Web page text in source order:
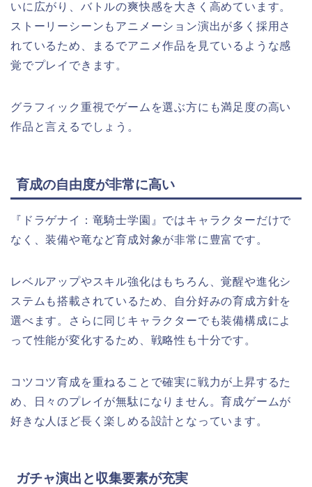
いに広がり、バトルの爽快感を大きく高めています。
ストーリーシーンもアニメーション演出が多く採用さ
れているため、まるでアニメ作品を見ているような感
覚でプレイできます。
グラフィック重視でゲームを選ぶ方にも満足度の高い
作品と言えるでしょう。
育成の自由度が非常に高い
『ドラゲナイ：竜騎士学園』ではキャラクターだけで
なく、装備や竜など育成対象が非常に豊富です。
レベルアップやスキル強化はもちろん、覚醒や進化シ
ステムも搭載されているため、自分好みの育成方針を
選べます。さらに同じキャラクターでも装備構成によ
って性能が変化するため、戦略性も十分です。
コツコツ育成を重ねることで確実に戦力が上昇するた
め、日々のプレイが無駄になりません。育成ゲームが
好きな人ほど長く楽しめる設計となっています。
ガチャ演出と収集要素が充実